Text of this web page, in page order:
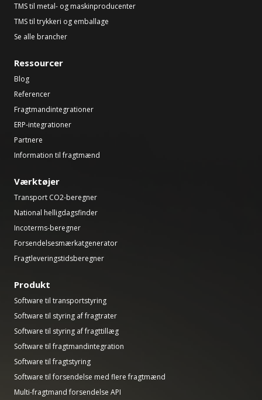
TMS til metal- og maskinproducenter
TMS til trykkeri og emballage
Se alle brancher
Ressourcer
Blog
Referencer
Fragtmandintegrationer
ERP-integrationer
Partnere
Information til fragtmænd
Værktøjer
Transport CO2-beregner
National helligdagsfinder
Incoterms-beregner
Forsendelsesmærkatgenerator
Fragtleveringstidsberegner
Produkt
Software til transportstyring
Software til styring af fragtrater
Software til styring af fragttillæg
Software til fragtmandintegration
Software til fragtstyring
Software til forsendelse med flere fragtmænd
Multi-fragtmand forsendelse API